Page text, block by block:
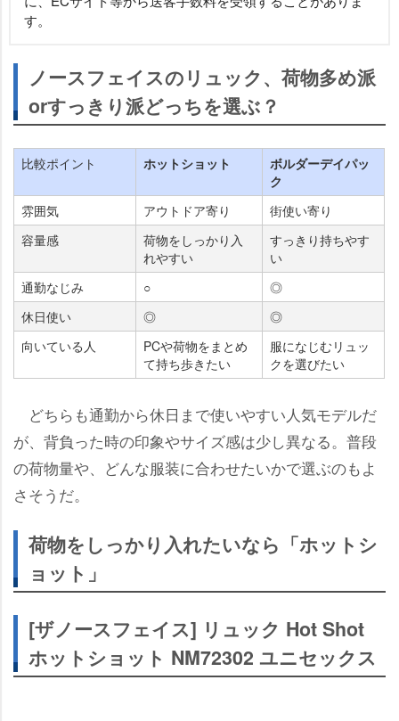
す。
ノースフェイスのリュック、荷物多め派
orすっきり派どっちを選ぶ？
比較ポイント ホットショット
ボルダーデイパッ
ク
雰囲気
アウトドア寄り
街使い寄り
容量感
荷物をしっかり入
れやすい
すっきり持ちやす
い
通勤なじみ
○
◎
休日使い
◎
◎
向いている人
PCや荷物をまとめ
て持ち歩きたい
服になじむリュッ
クを選びたい
どちらも通勤から休日まで使いやすい人気モデルだ
が、背負った時の印象やサイズ感は少し異なる。普段
の荷物量や、どんな服装に合わせたいかで選ぶのもよ
さそうだ。
荷物をしっかり入れたいなら「ホットシ
ョット」
[ザノースフェイス] リュック Hot Shot
ホットショット NM72302 ユニセックス